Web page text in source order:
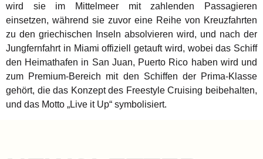
wird sie im Mittelmeer mit zahlenden Passagieren
einsetzen, während sie zuvor eine Reihe von Kreuzfahrten
zu den griechischen Inseln absolvieren wird, und nach der
Jungfernfahrt in Miami offiziell getauft wird, wobei das Schiff
den Heimathafen in San Juan, Puerto Rico haben wird und
zum Premium-Bereich mit den Schiffen der Prima-Klasse
gehört, die das Konzept des Freestyle Cruising beibehalten,
und das Motto „Live it Up“ symbolisiert.